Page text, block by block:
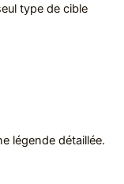
type de cible
légende détaillée.